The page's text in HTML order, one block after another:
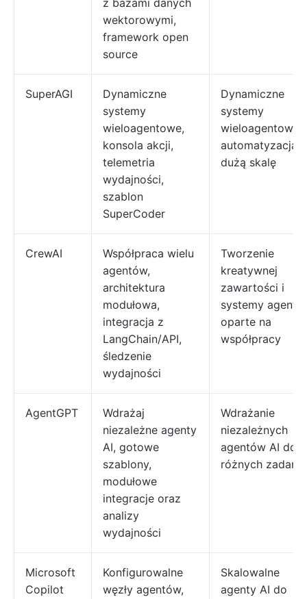
z bazami danych
wektorowymi,
framework open
source
SuperAGI
Dynamiczne
systemy
wieloagentowe,
konsola akcji,
telemetria
wydajności,
szablon
SuperCoder
Dynamiczne
systemy
wieloagentowe i
automatyzacja
dużą skalę
CrewAI
Współpraca wielu
agentów,
architektura
modułowa,
integracja z
LangChain/API,
śledzenie
wydajności
Tworzenie
kreatywnej
zawartości i
systemy
oparte na
współpracy
AgentGPT
Wdrażaj
niezależne agenty
AI, gotowe
szablony,
modułowe
integracje oraz
analizy
wydajności
Wdrażanie
niezależnych
agentów AI do
różnych zadań
Microsoft
Copilot
Konfigurowalne
węzły agentów,
Skalowalne
agenty AI do